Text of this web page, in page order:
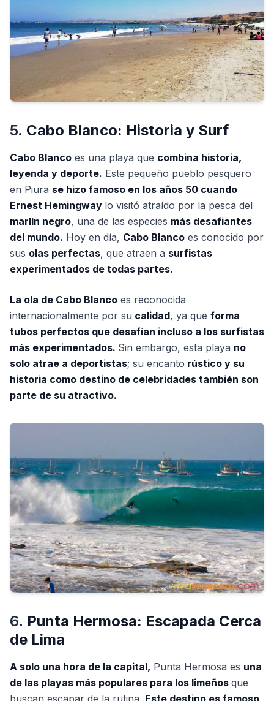
5. Cabo Blanco: Historia y Surf
Cabo Blanco es una playa que combina historia,
leyenda y deporte. Este pequeño pueblo pesquero
en Piura se hizo famoso en los años 50 cuando
Ernest Hemingway lo visitó atraído por la pesca del
marlín negro, una de las especies más desafiantes
del mundo. Hoy en día, Cabo Blanco es conocido por
sus olas perfectas, que atraen a surfistas
experimentados de todas partes.
La ola de Cabo Blanco es reconocida
internacionalmente por su calidad, ya que forma
tubos perfectos que desafían incluso a los surfistas
más experimentados. Sin embargo, esta playa no
solo atrae a deportistas; su encanto rústico y su
historia como destino de celebridades también son
parte de su atractivo.
6. Punta Hermosa: Escapada Cerca
de Lima
A solo una hora de la capital, Punta Hermosa es una
de las playas más populares para los limeños que
buscan escapar de la rutina. Este destino es famoso